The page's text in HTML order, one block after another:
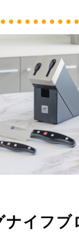
ナイフブ